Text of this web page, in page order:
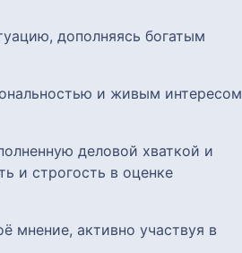
дополняясь богатым
и живым интересом
деловой хваткой и
и строгость в оценке
мнение, активно участвуя в